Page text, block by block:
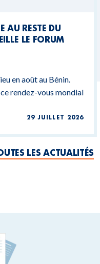
AU RESTE DU
LE FORUM
en août au Bénin.
rendez-vous mondial
29 JUILLET 2026
LES ACTUALITÉS